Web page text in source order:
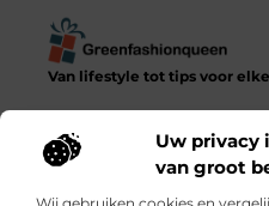
Uw privacy
van groot
Van lifestyle tot tips voor
Ontdek een diverse
dagelijks leven in al zijn
adviezen tot